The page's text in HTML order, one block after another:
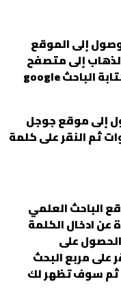
إلى الموقع
إلى متصفح
الانترنت الخاص بك وفتحه ومن ثم كتابة الباحث google
إلى موقع جوجل
ثم النقر على كلمة
الباحث العلمي
ادخال الكلمة
على
على مربع البحث
ثم سوف تظهر لك